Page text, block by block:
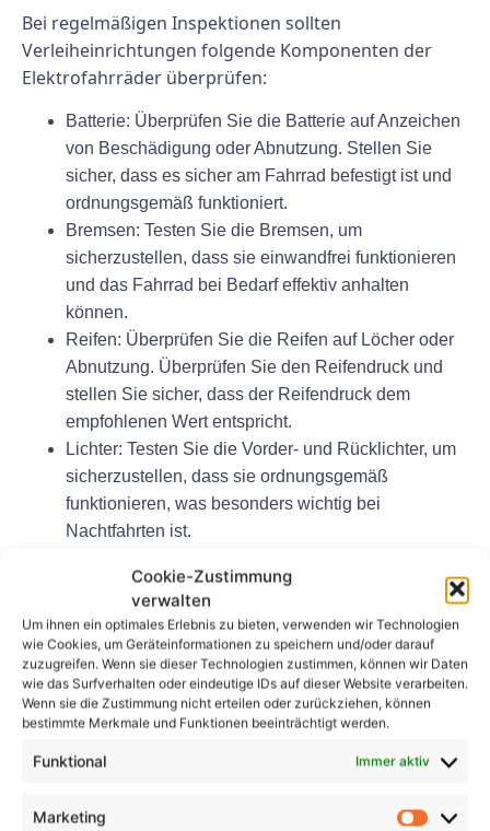
Cookie-Zustimmung
verwalten
Um ihnen ein optimales Erlebnis zu bieten, verwenden wir Technologien
wie Cookies, um Geräteinformationen zu speichern und/oder darauf
zuzugreifen. Wenn sie dieser Technologien zustimmen, können wir Daten
wie das Surfverhalten oder eindeutige IDs auf dieser Website verarbeiten.
Wenn sie die Zustimmung nicht erteilen oder zurückziehen, können
bestimmte Merkmale und Funktionen beeinträchtigt werden.
Funktional Immer aktiv
Marketing
Bei regelmäßigen Inspektionen sollten
Verleiheinrichtungen folgende Komponenten der
Elektrofahrräder überprüfen:
Batterie: Überprüfen Sie die Batterie auf Anzeichen
von Beschädigung oder Abnutzung. Stellen Sie
sicher, dass es sicher am Fahrrad befestigt ist und
ordnungsgemäß funktioniert.
Bremsen: Testen Sie die Bremsen, um
sicherzustellen, dass sie einwandfrei funktionieren
und das Fahrrad bei Bedarf effektiv anhalten
können.
Reifen: Überprüfen Sie die Reifen auf Löcher oder
Abnutzung. Überprüfen Sie den Reifendruck und
stellen Sie sicher, dass der Reifendruck dem
empfohlenen Wert entspricht.
Lichter: Testen Sie die Vorder- und Rücklichter, um
sicherzustellen, dass sie ordnungsgemäß
funktionieren, was besonders wichtig bei
Nachtfahrten ist.
oder Schäden, die die strukturelle Integrität des
Fahrrads beeinträchtigen könnten.
Abschluss
Regelmäßige Inspektionen sind für E-Bike-
Verleiheinrichtungen unerlässlich, um die Sicherheit,
Wartung, Einhaltung gesetzlicher Vorschriften und
gewährleisten. Durch die Durchführung gründlicher